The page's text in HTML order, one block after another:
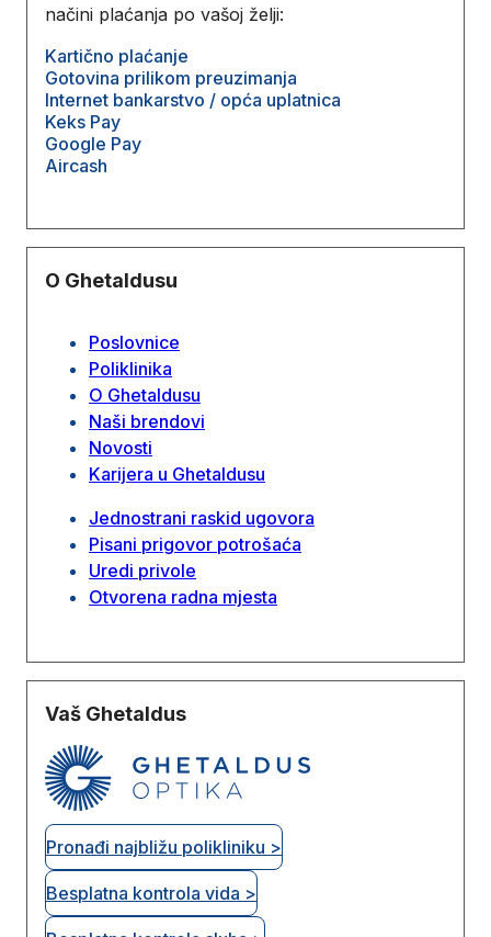
načini plaćanja po vašoj želji:
Kartično plaćanje
Gotovina prilikom preuzimanja
Internet bankarstvo / opća uplatnica
Keks Pay
Google Pay
Aircash
O Ghetaldusu
Poslovnice
Poliklinika
O Ghetaldusu
Naši brendovi
Novosti
Karijera u Ghetaldusu
Jednostrani raskid ugovora
Pisani prigovor potrošaća
Uredi privole
Otvorena radna mjesta
Vaš Ghetaldus
Pronađi najbližu polikliniku >
Besplatna kontrola vida >